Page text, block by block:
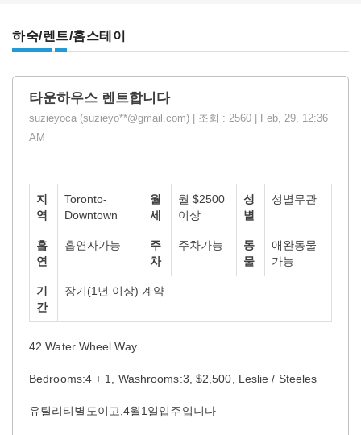
하숙/렌트/홈스테이
타운하우스 렌트합니다
suzieyoca (suzieyo**@gmail.com) | 조회 : 2560 | Feb, 29, 12:36
AM
지
역
Toronto-
Downtown
월
세
월 $2500
이상
성
별
성별무관
흡
연
흡연자가능
주
차
주차가능
동
물
애완동물
가능
기
간
장기(1년 이상) 계약
42 Water Wheel Way
Bedrooms:4 + 1, Washrooms:3, $2,500, Leslie / Steeles
유틸리티별도이고,4월1일입주입니다